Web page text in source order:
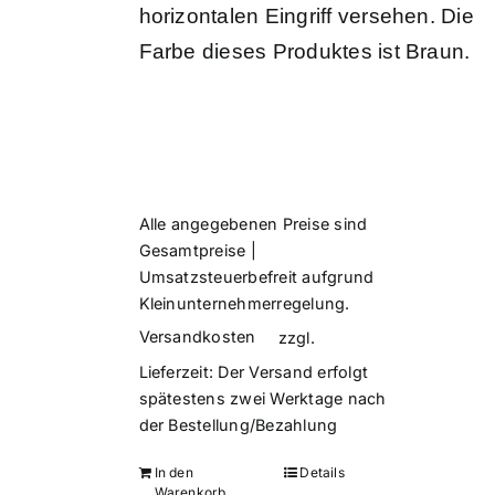
horizontalen Eingriff versehen. Die
Farbe dieses Produktes ist Braun.
Alle angegebenen Preise sind
Gesamtpreise |
Umsatzsteuerbefreit aufgrund
Kleinunternehmerregelung.
zzgl.
Versandkosten
Lieferzeit: Der Versand erfolgt
spätestens zwei Werktage nach
der Bestellung/Bezahlung
In den
Details